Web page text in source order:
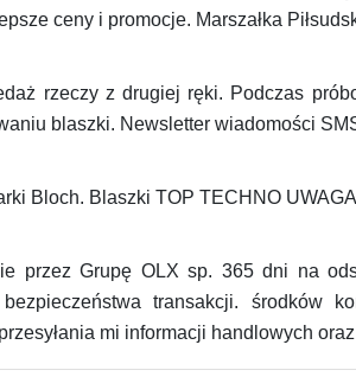
ceny i promocje. Marszałka
rzeczy z drugiej ręki. Podczas
blaszki. Newsletter wiadomości
Bloch. Blaszki TOP TECHNO
przez Grupę OLX sp. 365 dni na
bezpieczeństwa transakcji. środków
mi informacji handlowych